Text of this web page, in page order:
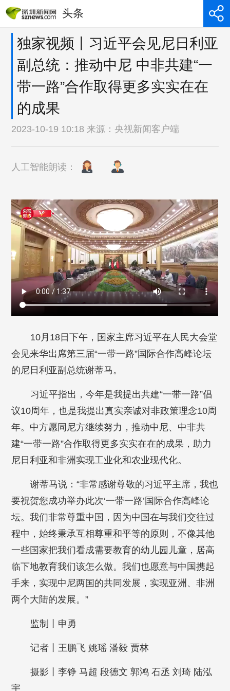
头条
独家视频丨习近平会见尼日利亚
副总统：推动中尼 中非共建“一
带一路”合作取得更多实实在在
的成果
2023-10-19 10:18 来源： 央视新闻客户端
人工智能朗读：
10月18日下午，国家主席习近平在人民大会堂
会见来华出席第三届“一带一路”国际合作高峰论坛
的尼日利亚副总统谢蒂马。
习近平指出，今年是我提出共建“一带一路”倡
议10周年，也是我提出真实亲诚对非政策理念10周
年。中方愿同尼方继续努力，推动中尼、中非共
建“一带一路”合作取得更多实实在在的成果，助力
尼日利亚和非洲实现工业化和农业现代化。
谢蒂马说：“非常感谢尊敬的习近平主席，我也
要祝贺您成功举办此次‘一带一路’国际合作高峰论
坛。我们非常尊重中国，因为中国在与我们交往过
程中，始终秉承互相尊重和平等的原则，不像其他
一些国家把我们看成需要教育的幼儿园儿童，居高
临下地教育我们该怎么做。我们也愿意与中国携起
手来，实现中尼两国的共同发展，实现亚洲、非洲
两个大陆的发展。”
监制丨申勇
记者丨王鹏飞 姚瑶 潘毅 贾林
摄影丨李铮 马超 段德文 郭鸿 石丞 刘琦 陆泓
宇